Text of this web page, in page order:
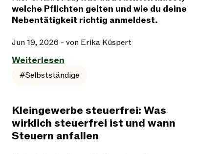
welche Pflichten gelten und wie du deine
Nebentätigkeit richtig anmeldest.
Jun 19, 2026 - von Erika Küspert
Weiterlesen
#Selbstständige
Kleingewerbe steuerfrei: Was
wirklich steuerfrei ist und wann
Steuern anfallen